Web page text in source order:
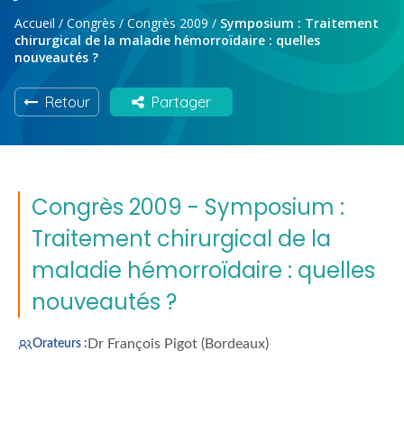
Accueil / Congrès / Congrès 2009 / Symposium : Traitement
chirurgical de la maladie hémorroïdaire : quelles
nouveautés ?
Retour Partager
Congrès 2009 - Symposium :
Traitement chirurgical de la
maladie hémorroïdaire : quelles
nouveautés ?
Orateurs : Dr François Pigot (Bordeaux)